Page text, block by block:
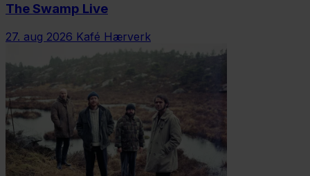
The Swamp Live
27. aug 2026 Kafé Hærverk